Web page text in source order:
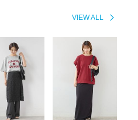
VIEW ALL